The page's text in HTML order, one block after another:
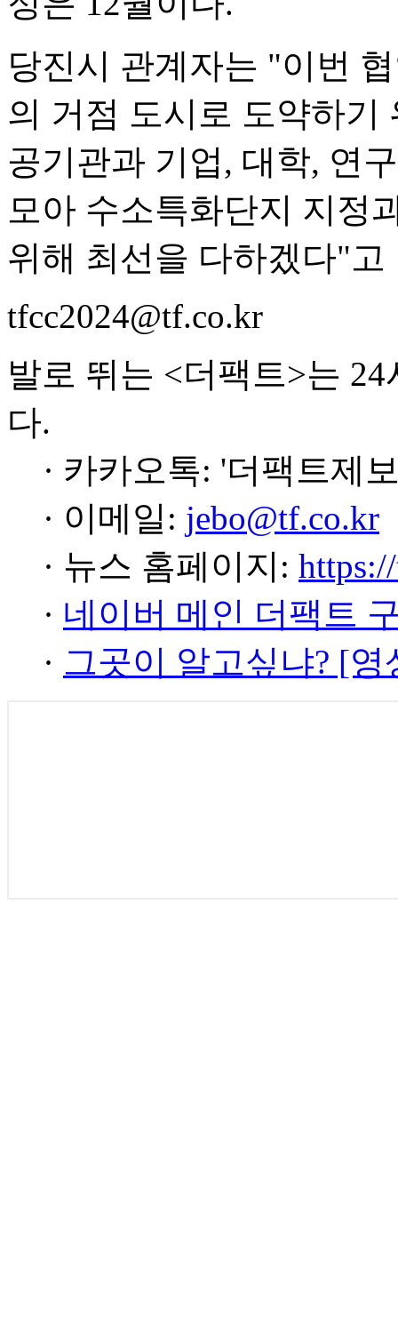
당진시 관계자는 "이번
의 거점 도시로 도약하
공기관과 기업, 대학, 연
모아 수소특화단지 지정
위해 최선을 다하겠다"고
tfcc2024@tf.co.kr
발로 뛰는 <더팩트>는
다.
· 카카오톡: '더팩트제
· 이메일: jebo@tf.co.kr
· 뉴스 홈페이지:
· 네이버 메인 더팩트
· 그곳이 알고싶냐? [